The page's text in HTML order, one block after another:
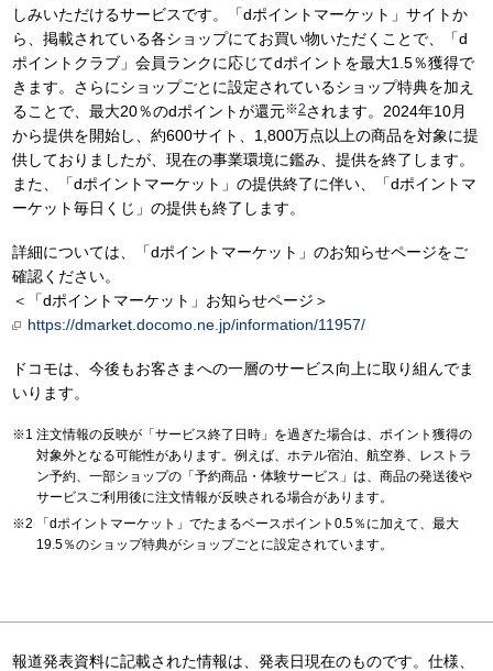
しみいただけるサービスです。「dポイントマーケット」サイトか
ら、掲載されている各ショップにてお買い物いただくことで、「d
ポイントクラブ」会員ランクに応じてdポイントを最大1.5％獲得で
きます。さらにショップごとに設定されているショップ特典を加え
ることで、最大20％のdポイントが還元※2されます。2024年10月
から提供を開始し、約600サイト、1,800万点以上の商品を対象に提
供しておりましたが、現在の事業環境に鑑み、提供を終了します。
また、「dポイントマーケット」の提供終了に伴い、「dポイントマ
ーケット毎日くじ」の提供も終了します。
詳細については、「dポイントマーケット」のお知らせページをご
確認ください。
＜「dポイントマーケット」お知らせページ＞
https://dmarket.docomo.ne.jp/information/11957/
ドコモは、今後もお客さまへの一層のサービス向上に取り組んでま
いります。
注文情報の反映が「サービス終了日時」を過ぎた場合は、ポイント獲得の
対象外となる可能性があります。例えば、ホテル宿泊、航空券、レストラ
ン予約、一部ショップの「予約商品・体験サービス」は、商品の発送後や
サービスご利用後に注文情報が反映される場合があります。
「dポイントマーケット」でたまるベースポイント0.5％に加えて、最大
19.5％のショップ特典がショップごとに設定されています。
報道発表資料に記載された情報は、発表日現在のものです。仕様、